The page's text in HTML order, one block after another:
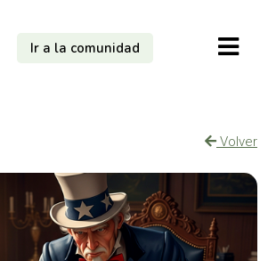
Ir a la comunidad
Volver